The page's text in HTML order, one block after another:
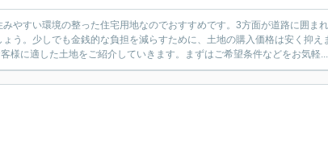
やすい環境の整った住宅用地なのでおすすめです。3方面が道路に囲ま
う。少しでも金銭的な負担を減らすために、土地の購入価格は安く抑え
様に適した土地をご紹介していきます。まずはご希望条件などをお気軽...